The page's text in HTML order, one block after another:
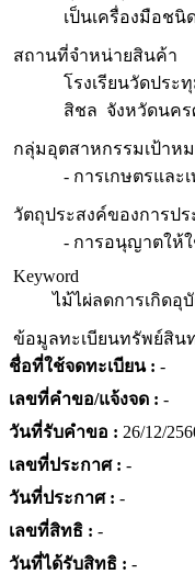
เป็นเครื่องมือชนิ
สถานที่จำหน่ายสินค้า
โรงเรียนวัดประ
สิชล จังหวัดนคร
กลุ่มอุตสาหกรรมเป้าห
- การเกษตรและ
วัตถุประสงค์ของการป
- การอนุญาตให้
Keyword
ไม้ไผ่ลดการเกิดอุ
ข้อมูลทะเบียนทรัพย์สิน
ชื่อที่ใช้จดทะเบียน : -
เลขที่คำขอ/แจ้งจด : -
วันที่รับคำขอ : 26/12/
เลขที่ประกาศ : -
วันที่ประกาศ : -
เลขที่สิทธิ : -
วันที่ได้รับสิทธิ : -